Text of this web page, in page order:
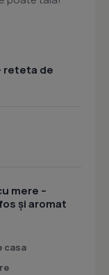
reteta de
mere –
și aromat
casa